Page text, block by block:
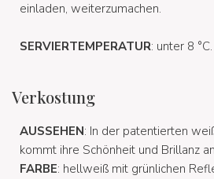
einladen, weiterzumachen.
SERVIERTEMPERATUR: unter 8 °C.
Verkostung
AUSSEHEN: In der patentierten
kommt ihre Schönheit und Brillanz
FARBE: hellweiß mit grünlichen